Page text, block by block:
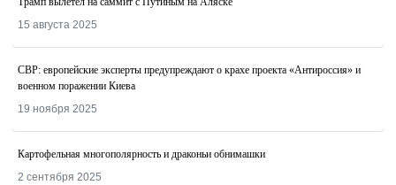
15 августа 2025
СВР: европейские эксперты предупреждают о крахе проекта «Антироссия» и
военном поражении Киева
19 ноября 2025
Картофельная многополярность и драконьи обнимашки
2 сентября 2025